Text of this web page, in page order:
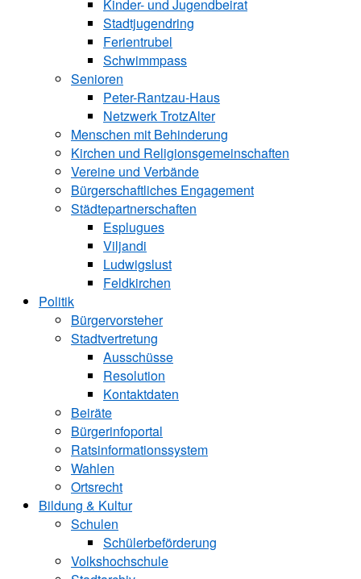
Kinder- und Jugendbeirat
Stadtjugendring
Ferientrubel
Schwimmpass
Senioren
Peter-Rantzau-Haus
Netzwerk TrotzAlter
Menschen mit Behinderung
Kirchen und ­Religionsgemeinschaften
Vereine und Verbände
Bürgerschaftliches Engagement
Städtepartnerschaften
Esplugues
Viljandi
Ludwigslust
Feldkirchen
Politik
Bürgervorsteher
Stadtvertretung
Ausschüsse
Resolution
Kontaktdaten
Beiräte
Bürgerinfoportal
Ratsinformationssystem
Wahlen
Ortsrecht
Bildung & Kultur
Schulen
Schülerbeförderung
Volkshochschule